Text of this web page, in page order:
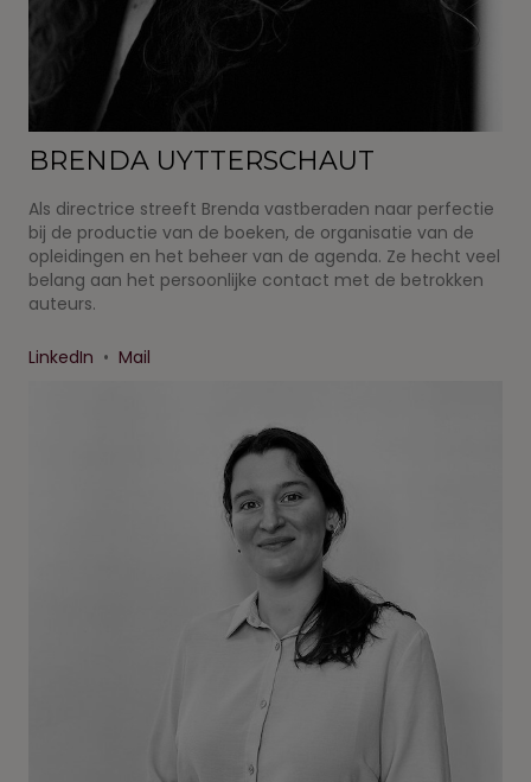
BRENDA UYTTERSCHAUT
Als directrice streeft Brenda vastberaden naar perfectie
bij de productie van de boeken, de organisatie van de
opleidingen en het beheer van de agenda. Ze hecht veel
belang aan het persoonlijke contact met de betrokken
auteurs.
LinkedIn • Mail